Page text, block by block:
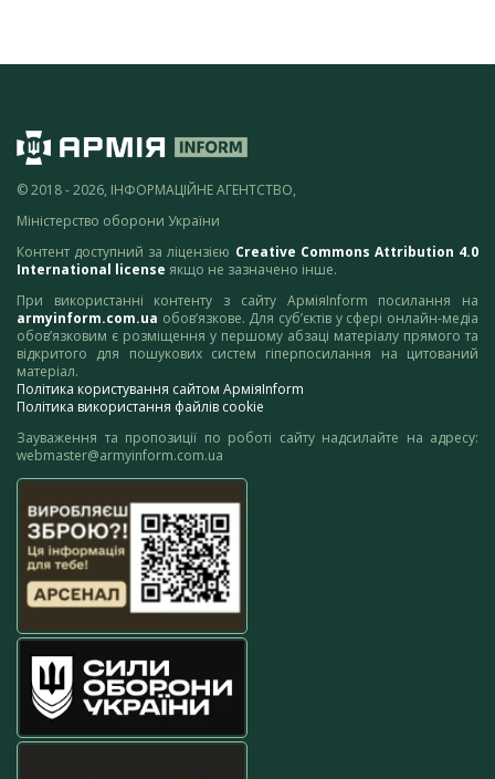
© 2018 - 2026, ІНФОРМАЦІЙНЕ АГЕНТСТВО,
Міністерство оборони України
Контент доступний за ліцензією Creative Commons Attribution 4.0
International license якщо не зазначено інше.
При використанні контенту з сайту АрміяInform посилання на
armyinform.com.ua обов’язкове. Для суб’єктів у сфері онлайн-медіа
обов’язковим є розміщення у першому абзаці матеріалу прямого та
відкритого для пошукових систем гіперпосилання на цитований
матеріал.
Політика користування сайтом АрміяInform
Політика використання файлів cookie
Зауваження та пропозиції по роботі сайту надсилайте на адресу:
webmaster@armyinform.com.ua